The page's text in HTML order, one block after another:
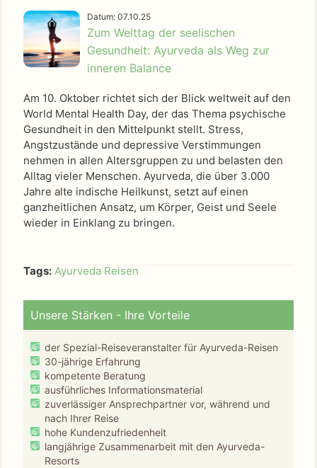
Datum: 07.10.25
Zum Welttag der seelischen
Gesundheit: Ayurveda als Weg zur
inneren Balance
Am 10. Oktober richtet sich der Blick weltweit auf den
World Mental Health Day, der das Thema psychische
Gesundheit in den Mittelpunkt stellt. Stress,
Angstzustände und depressive Verstimmungen
nehmen in allen Altersgruppen zu und belasten den
Alltag vieler Menschen. Ayurveda, die über 3.000
Jahre alte indische Heilkunst, setzt auf einen
ganzheitlichen Ansatz, um Körper, Geist und Seele
wieder in Einklang zu bringen.
Tags: Ayurveda Reisen
Unsere Stärken - Ihre Vorteile
der Spezial-Reiseveranstalter für Ayurveda-Reisen
30-jährige Erfahrung
kompetente Beratung
ausführliches Informationsmaterial
zuverlässiger Ansprechpartner vor, während und
nach Ihrer Reise
hohe Kundenzufriedenheit
langjährige Zusammenarbeit mit den Ayurveda-
Resorts